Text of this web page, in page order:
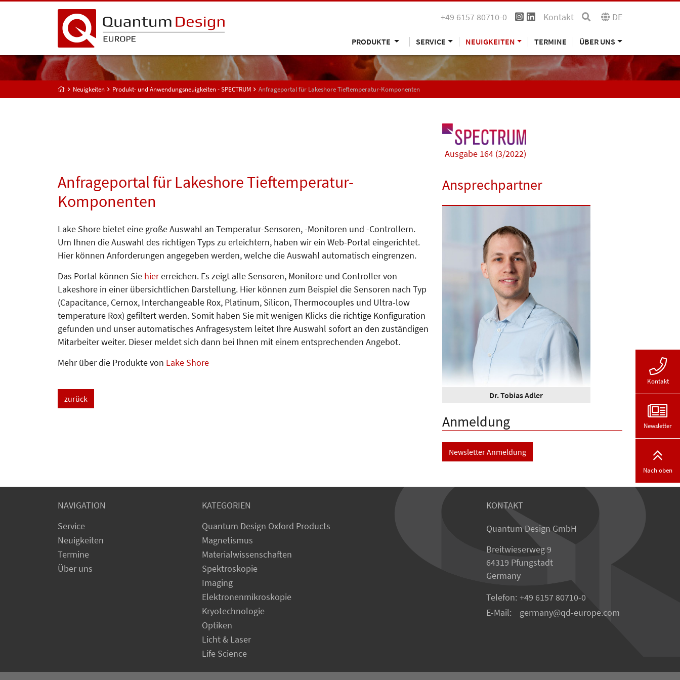
+49 6157 80710-0 Kontakt DE
PRODUKTE SERVICE NEUIGKEITEN TERMINE ÜBER UNS
Neuigkeiten Produkt- und Anwendungsneuigkeiten - SPECTRUM Anfrageportal für Lakeshore Tieftemperatur-Komponenten
Ausgabe 164 (3/2022)
Anfrageportal für Lakeshore Tieftemperatur-
Komponenten
Lake Shore bietet eine große Auswahl an Temperatur-Sensoren, -Monitoren und -Controllern.
Um Ihnen die Auswahl des richtigen Typs zu erleichtern, haben wir ein Web-Portal eingerichtet.
Hier können Anforderungen angegeben werden, welche die Auswahl automatisch eingrenzen.
Das Portal können Sie hiererreichen. Es zeigt alle Sensoren, Monitore und Controller von
Lakeshore in einer übersichtlichen Darstellung. Hier können zum Beispiel die Sensoren nach Typ
(Capacitance, Cernox, Interchangeable Rox, Platinum, Silicon, Thermocouples und Ultra-low
temperature Rox) gefiltert werden. Somit haben Sie mit wenigen Klicks die richtige Konfiguration
gefunden und unser automatisches Anfragesystem leitet Ihre Auswahl sofort an den zuständigen
Mitarbeiter weiter. Dieser meldet sich dann bei Ihnen mit einem entsprechenden Angebot.
Mehr über die Produkte von Lake Shore
zurück
Ansprechpartner
Dr. Tobias Adler
Anmeldung
Newsletter Anmeldung
NAVIGATION
Service
Neuigkeiten
Termine
Über uns
KATEGORIEN
Quantum Design Oxford Products
Magnetismus
Materialwissenschaften
Spektroskopie
Imaging
Elektronenmikroskopie
Kryotechnologie
Optiken
Licht & Laser
Life Science
KONTAKT
Quantum Design GmbH
Breitwieserweg 9
64319 Pfungstadt
Germany
Telefon: +49 6157 80710-0
E-Mail:
germany qd-europe.com
Kontakt
Newsletter
Nach oben